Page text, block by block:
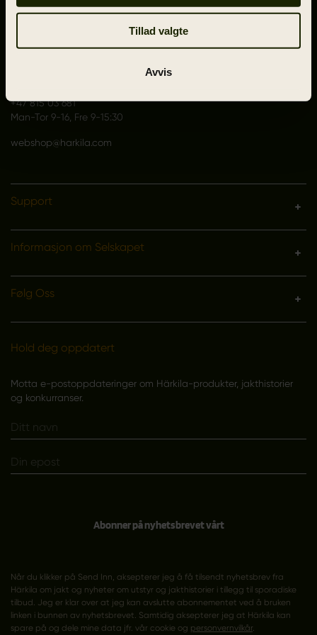
Tillad valgte
Avvis
Greve Main 10
+47 815 03 681
Man-Tor 9-16, Fre 9-15:30
webshop@harkila.com
Support
Informasjon om Selskapet
Følg Oss
Hold deg oppdatert
Motta e-postoppdateringer om Härkila-produkter, jakthistorier
og konkurranser.
Abonner på nyhetsbrevet vårt
Når du klikker på Send Inn, aksepterer jeg å få tilsendt nyhetsbrev fra
Härkila om jakt og nyheter om utstyr og jakthistorier i tillegg til sporadiske
tilbud. Jeg er klar over at jeg kan avslutte abonnementet ved å bruken
linken i bunnen av nyhetsbrevet. Samtidig aksepterer jeg at Härkila kan
spare på og dele mine data jfr. vår cookie og personvernvilkår.